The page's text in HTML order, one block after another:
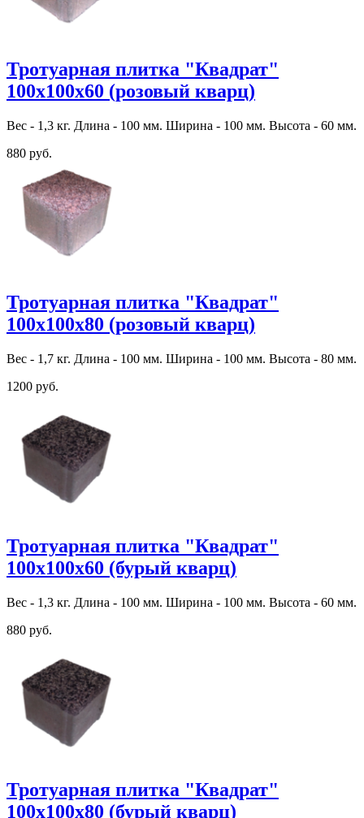
Тротуарная плитка "Квадрат"
100х100х60 (розовый кварц)
Вес - 1,3 кг. Длина - 100 мм. Ширина - 100 мм. Высота - 60 мм.
880 руб.
Тротуарная плитка "Квадрат"
100х100х80 (розовый кварц)
Вес - 1,7 кг. Длина - 100 мм. Ширина - 100 мм. Высота - 80 мм.
1200 руб.
Тротуарная плитка "Квадрат"
100х100х60 (бурый кварц)
Вес - 1,3 кг. Длина - 100 мм. Ширина - 100 мм. Высота - 60 мм.
880 руб.
Тротуарная плитка "Квадрат"
100х100х80 (бурый кварц)